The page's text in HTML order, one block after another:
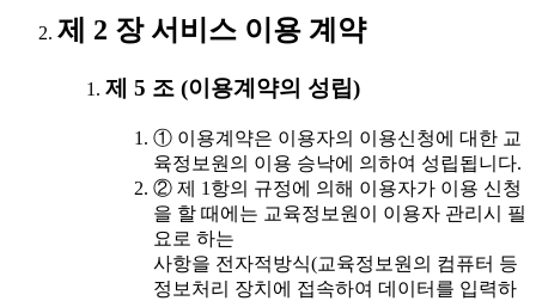
제 2 장 서비스 이용 계약
제 5 조 (이용계약의 성립)
① 이용계약은 이용자의 이용신청에 대한 교
육정보원의 이용 승낙에 의하여 성립됩니다.
② 제 1항의 규정에 의해 이용자가 이용 신청
을 할 때에는 교육정보원이 이용자 관리시 필
요로 하는
사항을 전자적방식(교육정보원의 컴퓨터 등
정보처리 장치에 접속하여 데이터를 입력하